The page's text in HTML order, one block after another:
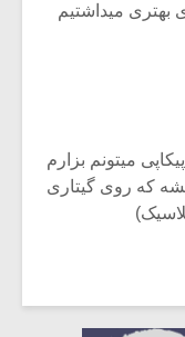
بهتری میداشتیم
میتونم بزارم
که روی گیتاری